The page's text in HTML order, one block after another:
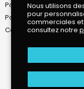
Nous utilisons
pour
commerciales et
consultez notre
Politique d’expédition
Politique de retour et
Contact